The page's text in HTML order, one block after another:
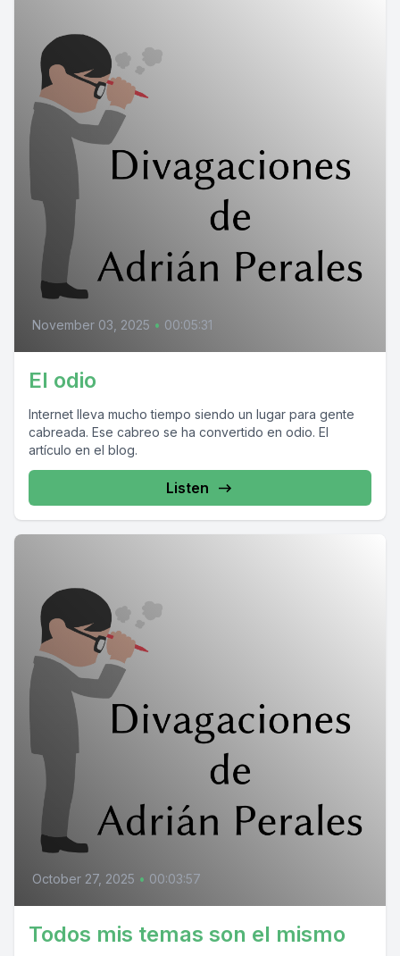
November 03, 2025 • 00:05:31
El odio
Internet lleva mucho tiempo siendo un lugar para gente
cabreada. Ese cabreo se ha convertido en odio. El
artículo en el blog.
Listen
October 27, 2025 • 00:03:57
Todos mis temas son el mismo